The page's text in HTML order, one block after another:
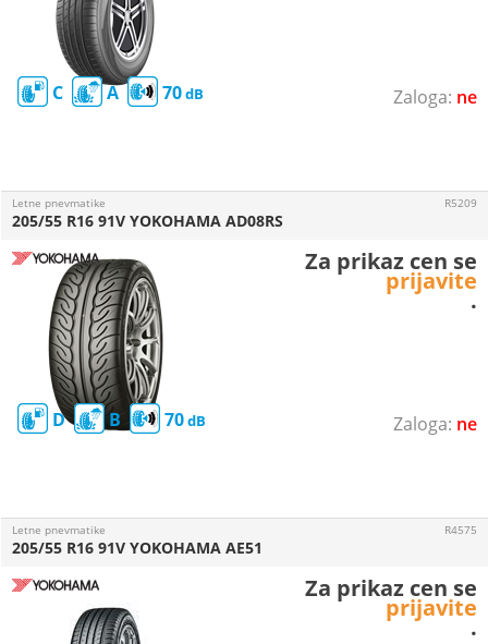
ne
C A 70
ne
Letne pnevmatike
D B 70
205/55 R16 91V YOKOHAMA AD08RS
R5209
Za prikaz cen se
prijavite
.
Letne pnevmatike
205/55 R16 91V YOKOHAMA AE51
R4575
Za prikaz cen se
prijavite
.